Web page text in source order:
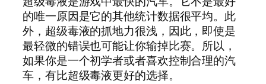
的唯一原因是它的其他统计数据很平均。此
外，超级毒液的抓地力很浅，因此，即使是
最轻微的错误也可能让你输掉比赛。所以，
如果你是一个初学者或者喜欢控制合理的汽
车，有比超级毒液更好的选择。